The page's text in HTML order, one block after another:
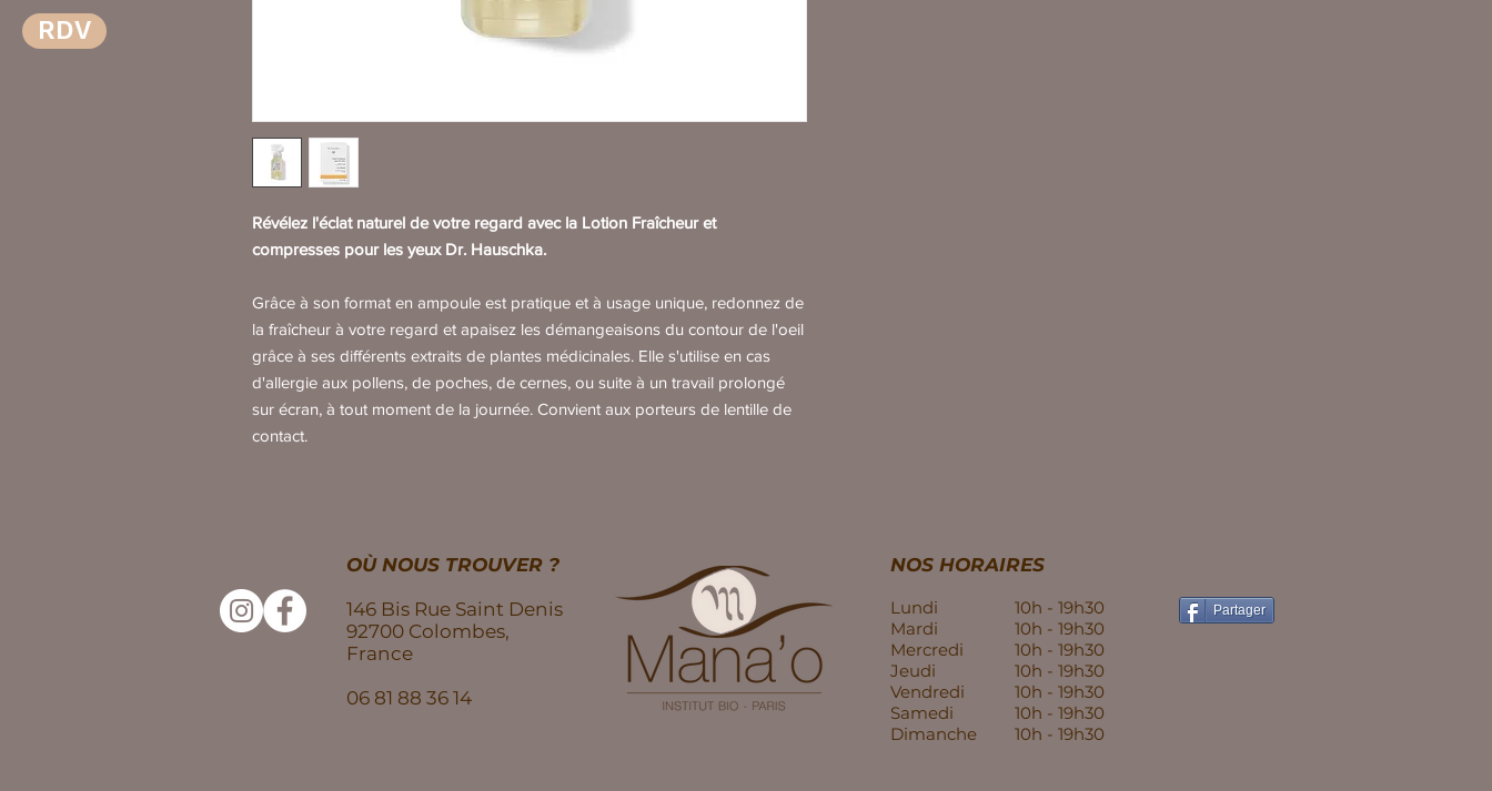
RDV
Révélez l'éclat naturel de votre regard avec la Lotion Fraîcheur et
compresses pour les yeux Dr. Hauschka.
Grâce à son format en ampoule est pratique et à usage unique, redonnez de
la fraîcheur à votre regard et apaisez les démangeaisons du contour de l'oeil
grâce à ses différents extraits de plantes médicinales. Elle s'utilise en cas
d'allergie aux pollens, de poches, de cernes, ou suite à un travail prolongé
sur écran, à tout moment de la journée. Convient aux porteurs de lentille de
contact.
OÙ NOUS TROUVER ?
146 Bis Rue Saint Denis
92700 Colombes,
France
06 81 88 36 14
NOS HORAIRES
Lundi
Mardi
Mercredi
Jeudi
Vendredi
Samedi
Dimanche
10h - 19h30
10h - 19h30
10h - 19h30
10h - 19h30
10h - 19h30
10h - 19h30
10h - 19h30
Partager